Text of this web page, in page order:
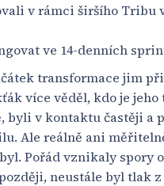
v rámci širšího Tribu
ve 14-denních
transformace jim
více věděl, kdo je jeho
byli v kontaktu častěji a
Ale reálně ani
Pořád vznikaly spory
neustále byl tlak